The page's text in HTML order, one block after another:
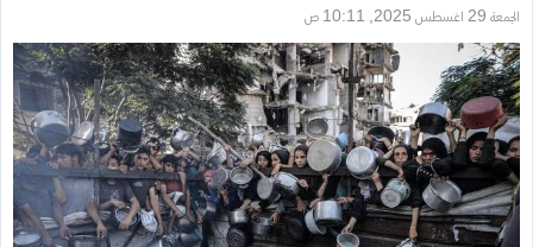
الجمعة 29 اغسطس 2025, 10:11 ص